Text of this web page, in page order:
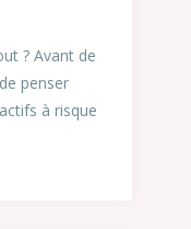
? Avant de
penser
à risque